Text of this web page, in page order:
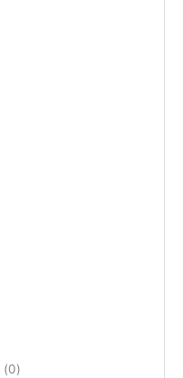
(0)